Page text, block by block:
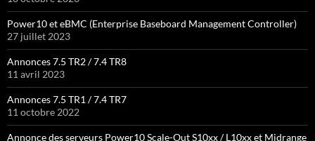
Power10 et eBMC (Enterprise Baseboard Management Controller)
27 juillet 2023
Annonces 7.5 TR2 / 7.4 TR8
11 avril 2023
Annonces 7.5 TR1 / 7.4 TR7
11 octobre 2022
Annonce des serveurs Power10 Scale-Out S10xx / L10xx et Midrange